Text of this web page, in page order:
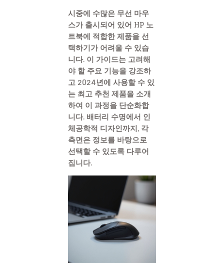
시중에 수많은 무선 마우
스가 출시되어 있어 HP 노
트북에 적합한 제품을 선
택하기가 어려울 수 있습
니다. 이 가이드는 고려해
야 할 주요 기능을 강조하
고 2024년에 사용할 수 있
는 최고 추천 제품을 소개
하여 이 과정을 단순화합
니다. 배터리 수명에서 인
체공학적 디자인까지, 각
측면은 정보를 바탕으로
선택할 수 있도록 다루어
집니다.